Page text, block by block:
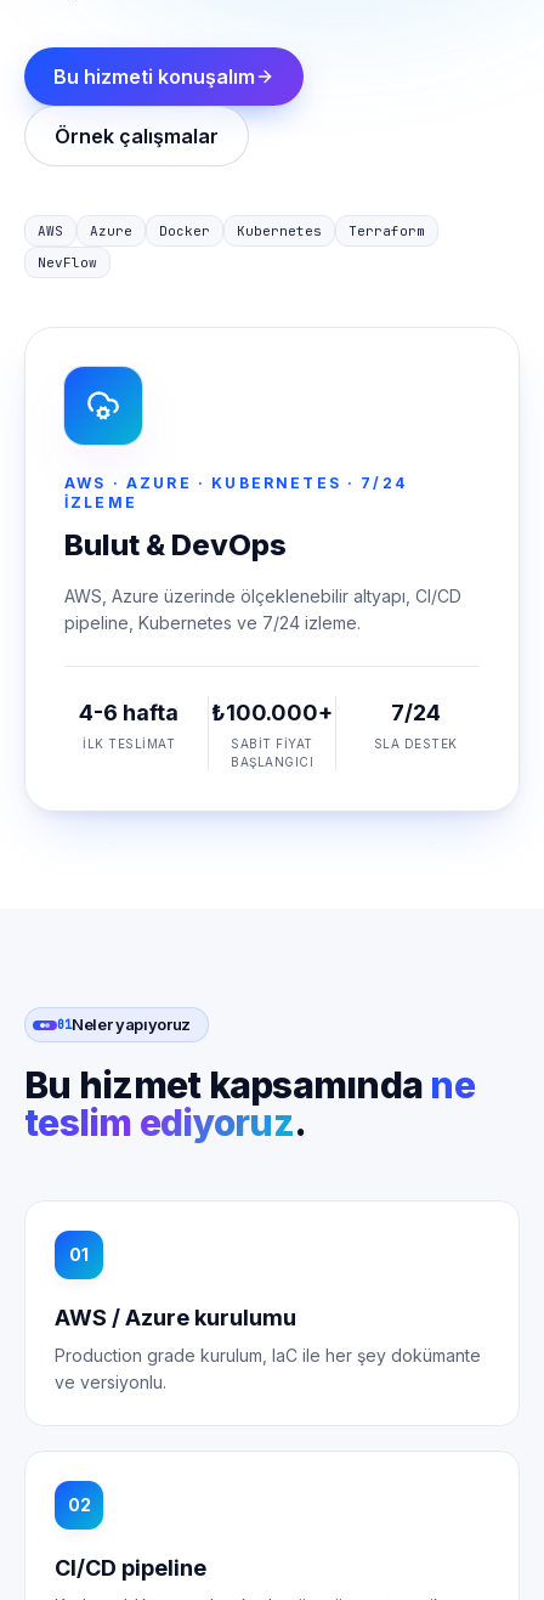
Bu hizmeti konuşalım
Örnek çalışmalar
AWS Azure Docker Kubernetes
Terraform
NevFlow
AWS · AZURE · KUBERNETES · 7/24
IZLEME
Bulut & DevOps
AWS, Azure üzerinde ölçeklenebilir altyapı, CI/CD
pipeline, Kubernetes ve 7/24 izleme.
4-6 hafta
İLK TESLIMAT
₺100.000+
SABIT FIYAT
BAŞLANGICI
7/24
SLA DESTEK
01Neler yapıyoruz
Bu hizmet kapsamında ne
teslim ediyoruz.
01
AWS / Azure kurulumu
Production grade kurulum, IaC ile her şey dokümante
ve versiyonlu.
02
CI/CD pipeline